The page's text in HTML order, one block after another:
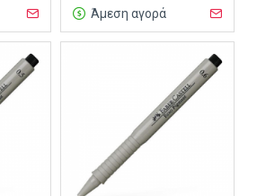
Άμεση αγορά